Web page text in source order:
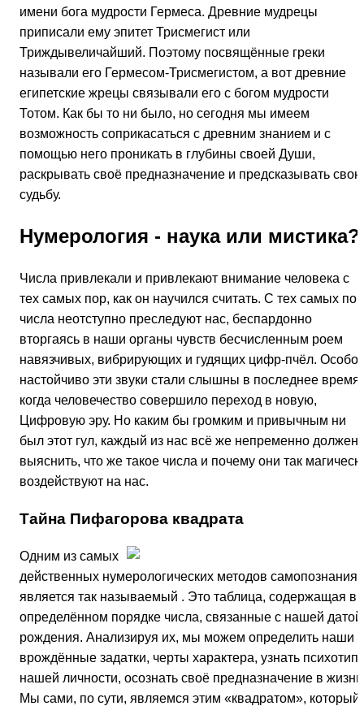
имени бога мудрости Гермеса. Древние мудрецы
приписали ему эпитет Трисмегист или
Триждывеличайший. Поэтому посвящённые греки
называли его Гермесом-Трисмегистом, а вот древние
египетские жрецы связывали его с богом мудрости
Тотом. Как бы то ни было, но сегодня мы имеем
возможность соприкасаться с древним знанием и с
помощью него проникать в глубины своей Души,
раскрывать своё предназначение и предсказывать свою
судьбу.
Нумерология - наука или мистика?
Числа привлекали и привлекают внимание человека с
тех самых пор, как он научился считать. С тех самых пор
числа неотступно преследуют нас, беспардонно
вторгаясь в наши органы чувств бесчисленным роем
навязчивых, вибрирующих и гудящих цифр-пчёл. Особо
настойчиво эти звуки стали слышны в последнее время,
когда человечество совершило переход в новую,
Цифровую эру. Но каким бы громким и привычным ни
был этот гул, каждый из нас всё же непременно должен
выяснить, что же такое числа и почему они так
воздействуют на нас.
Тайна Пифагорова квадрата
Одним из самых
действенных нумерологических методов самопознания
является так называемый . Это таблица, содержащая в
определённом порядке числа, связанные с нашей датой
рождения. Анализируя их, мы можем определить наши
врождённые задатки, черты характера, узнать психотип
нашей личности, осознать своё предназначение в
Мы сами, по сути, являемся этим «квадратом», который